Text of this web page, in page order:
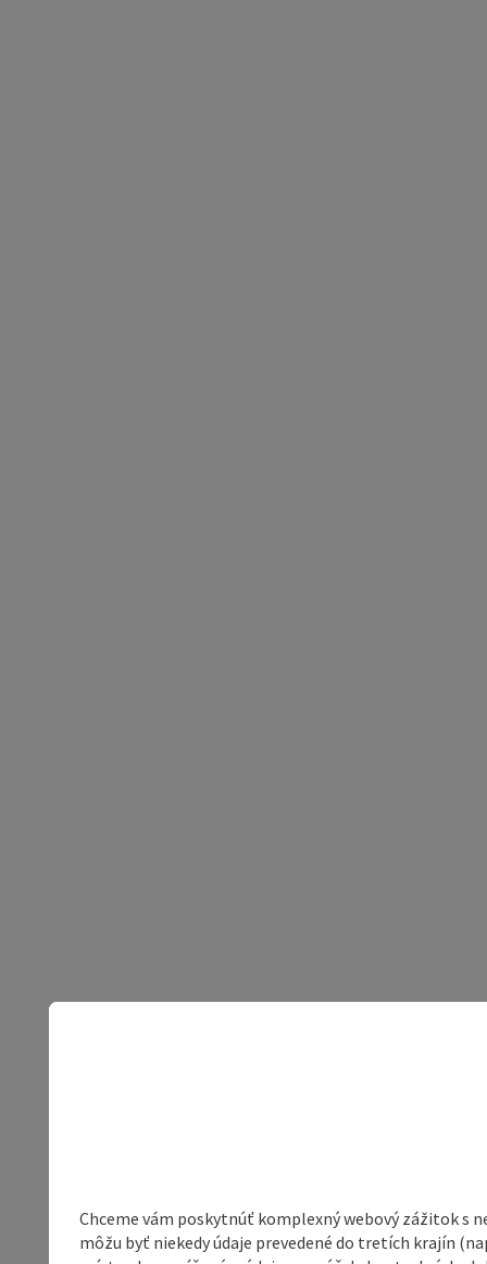
Chceme vám poskytnúť komplexný webový zážitok s
môžu byť niekedy údaje prevedené do tretích krajín